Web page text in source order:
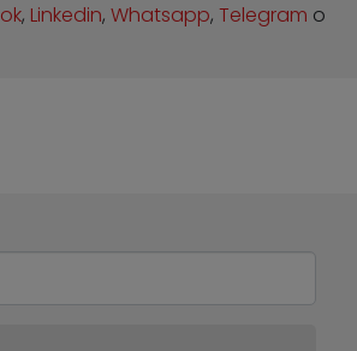
, Linkedin,Whatsapp,Telegram o